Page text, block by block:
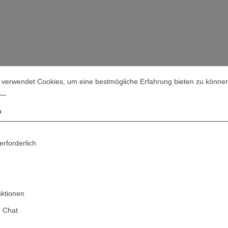
Cookies, um eine bestmögliche Erfahrung bieten zu können.
Cookies, um eine bestmögliche Erfahrung bieten zu
Chat